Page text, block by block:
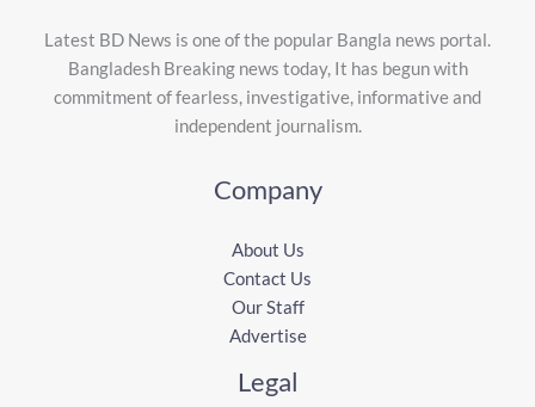
Latest BD News is one of the popular Bangla news portal.
Bangladesh Breaking news today, It has begun with
commitment of fearless, investigative, informative and
independent journalism.
Company
About Us
Contact Us
Our Staff
Advertise
Legal